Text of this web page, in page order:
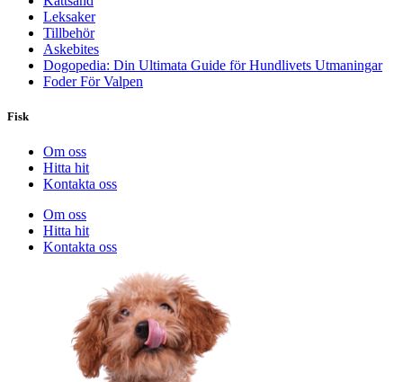
Leksaker
Tillbehör
Askebites
Dogopedia: Din Ultimata Guide för Hundlivets Utmaningar
Foder För Valpen
Fisk
Om oss
Hitta hit
Kontakta oss
Om oss
Hitta hit
Kontakta oss